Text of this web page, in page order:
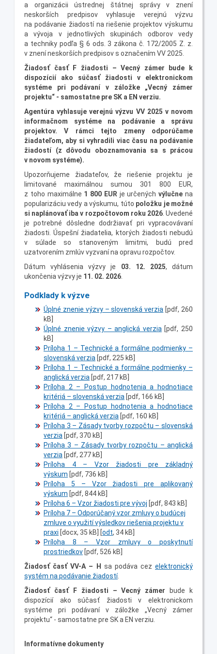
a organizácii ústrednej štátnej správy v znení
neskorších predpisov vyhlasuje verejnú výzvu
na podávanie žiadostí na riešenie projektov výskumu
a vývoja v jednotlivých skupinách odborov vedy
a techniky podľa § 6 ods. 3 zákona č. 172/2005 Z. z.
v znení neskorších predpisov s označením VV 2025.
Žiadosť časť F žiadosti – Vecný zámer bude k
dispozícií ako súčasť žiadosti v elektronickom
systéme pri podávaní v záložke „Vecný zámer
projektu“ - samostatne pre SK a EN verziu.
Agentúra vyhlasuje verejnú výzvu VV 2025 v novom
informačnom systéme na podávanie a správu
projektov. V rámci tejto zmeny odporúčame
žiadateľom, aby si vyhradili viac času na podávanie
žiadostí (z dôvodu oboznamovania sa s prácou
v novom systéme).
Upozorňujeme žiadateľov, že riešenie projektu je
limitované maximálnou sumou 301 800 EUR,
z toho maximálne 1 800 EUR je určenýchvýlučne na
popularizáciu vedy a výskumu, túto položku je možné
si naplánovať iba v rozpočtovom roku 2026. Uvedené
je potrebné dôsledne dodržiavať pri vypracovávaní
žiadosti. Úspešní žiadatelia, ktorých žiadosti nebudú
v súlade so stanoveným limitmi, budú pred
uzatvorením zmlúv vyzvaní na opravu rozpočtov.
Dátum vyhlásenia výzvy je 03. 12. 2025, dátum
ukončenia výzvy je 11. 02. 2026
Podklady k výzve
Úplné znenie výzvy – slovenská verzia [pdf, 260
kB]
Úplné znenie výzvy – anglická verzia [pdf, 250
kB]
Príloha 1 – Technické a formálne podmienky –
slovenská verzia [pdf, 225 kB]
Príloha 1 – Technické a formálne podmienky –
anglická verzia [pdf, 217 kB]
Príloha 2 – Postup hodnotenia a hodnotiace
kritériá – slovenská verzia [pdf, 166 kB]
Príloha 2 – Postup hodnotenia a hodnotiace
kritériá – anglická verzia [pdf, 160 kB]
Príloha 3 – Zásady tvorby rozpočtu – slovenská
verzia [pdf, 370 kB]
Príloha 3 – Zásady tvorby rozpočtu – anglická
verzia [pdf, 277 kB]
Príloha 4 – Vzor žiadosti pre základný
výskum [pdf, 736 kB]
Príloha 5 – Vzor žiadosti pre aplikovaný
výskum [pdf, 844 kB]
Príloha 6 – Vzor žiadosti pre vývoj [pdf, 843 kB]
Príloha 7 – Odporúčaný vzor zmluvy o budúcej
zmluve o využití výsledkov riešenia projektu v
praxi [docx, 35 kB] [odt, 34 kB]
Príloha 8 – Vzor zmluvy o poskytnutí
prostriedkov [pdf, 526 kB]
Žiadosť časť VV-A – H sa podáva cez elektronický
systém na podávanie žiadostí.
Žiadosť časť F žiadosti – Vecný zámer
bude k
dispozícií ako súčasť žiadosti v elektronickom
systéme pri podávaní v záložke „Vecný zámer
projektu“ - samostatne pre SK a EN verziu.
Informatívne dokumenty